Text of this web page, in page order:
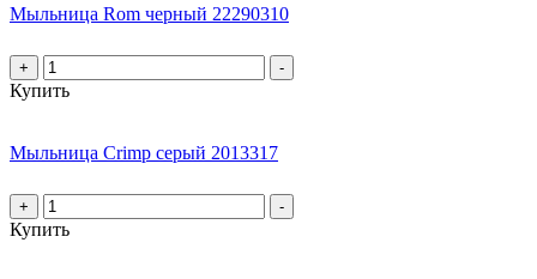
Мыльница Rom черный 22290310
+ -
Купить
Мыльница Crimp серый 2013317
+ -
Купить